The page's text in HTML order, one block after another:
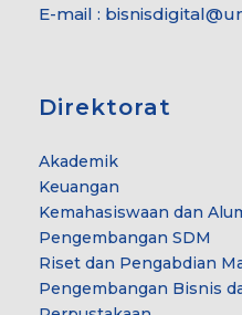
E-mail :
Direktorat
Akademik
Keuangan
Kemahasiswaan dan
Pengembangan SDM
Riset dan Pengabdian
Pengembangan Bisnis